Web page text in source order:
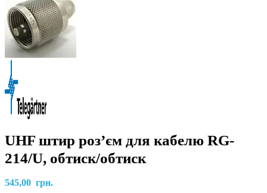
UHF штир роз’єм для кабелю RG-
214/U, обтиск/обтиск
545,00 грн.